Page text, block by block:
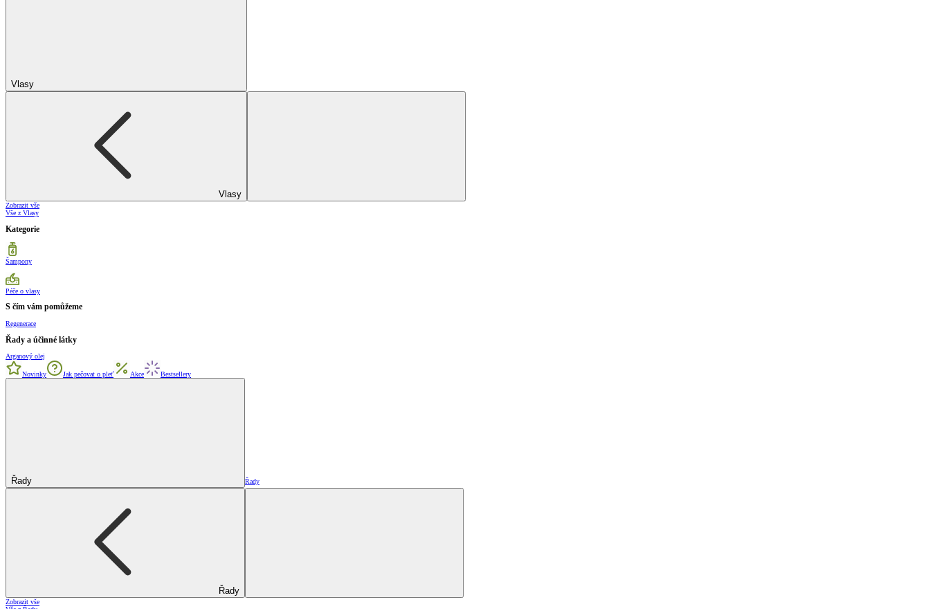
Vlasy
Vlasy
Zobrazit vše
Vše z Vlasy
Kategorie
Šampony
Péče o vlasy
S čím vám pomůžeme
Regenerace
Řady a účinné látky
Arganový olej
Novinky Jak pečovat o pleť Akce Bestsellery
Řady Řady
Řady
Zobrazit vše